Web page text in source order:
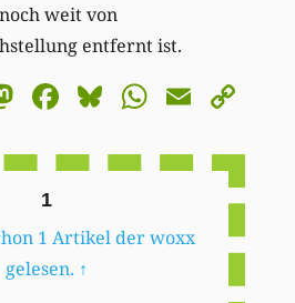
weit von
entfernt ist.
Mastodon
Facebook
BlueskyEmail
1
1 Artikel der woxx
gelesen. ↑